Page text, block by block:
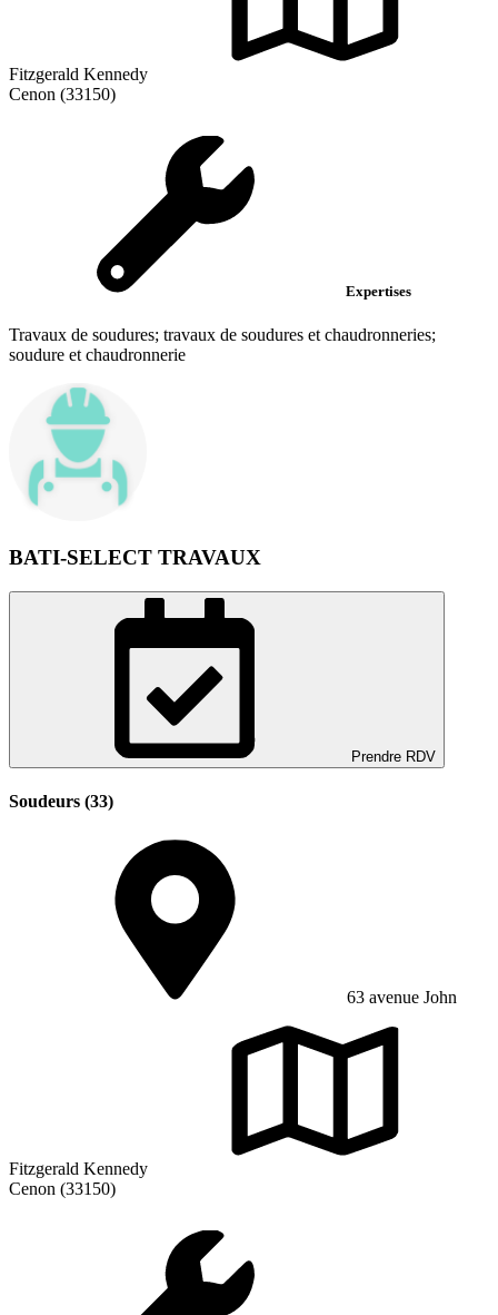
Fitzgerald Kennedy
Cenon (33150)
Expertises
Travaux de soudures; travaux de soudures et chaudronneries;
soudure et chaudronnerie
BATI-SELECT TRAVAUX
Prendre RDV
Soudeurs (33)
63 avenue John
Fitzgerald Kennedy
Cenon (33150)